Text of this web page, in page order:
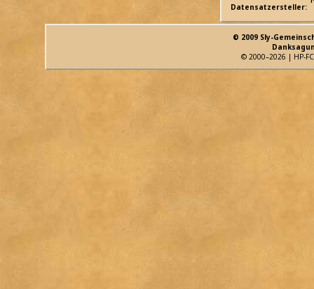
Datensatzersteller:
© 2009 Sly-
© 2000–2026 | HP-